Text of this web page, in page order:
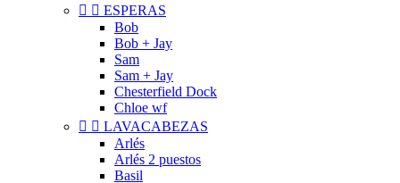
  ESPERAS
Bob
Bob + Jay
Sam
Sam + Jay
Chesterfield Dock
Chloe wf
  LAVACABEZAS
Arlés
Arlés 2 puestos
Basil